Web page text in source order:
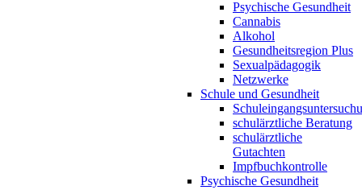
Psychische Gesundheit
Cannabis
Alkohol
Gesundheitsregion Plus
Sexualpädagogik
Netzwerke
Schule und Gesundheit
schulärztliche Beratung
schulärztliche
Gutachten
Impfbuchkontrolle
Psychische Gesundheit